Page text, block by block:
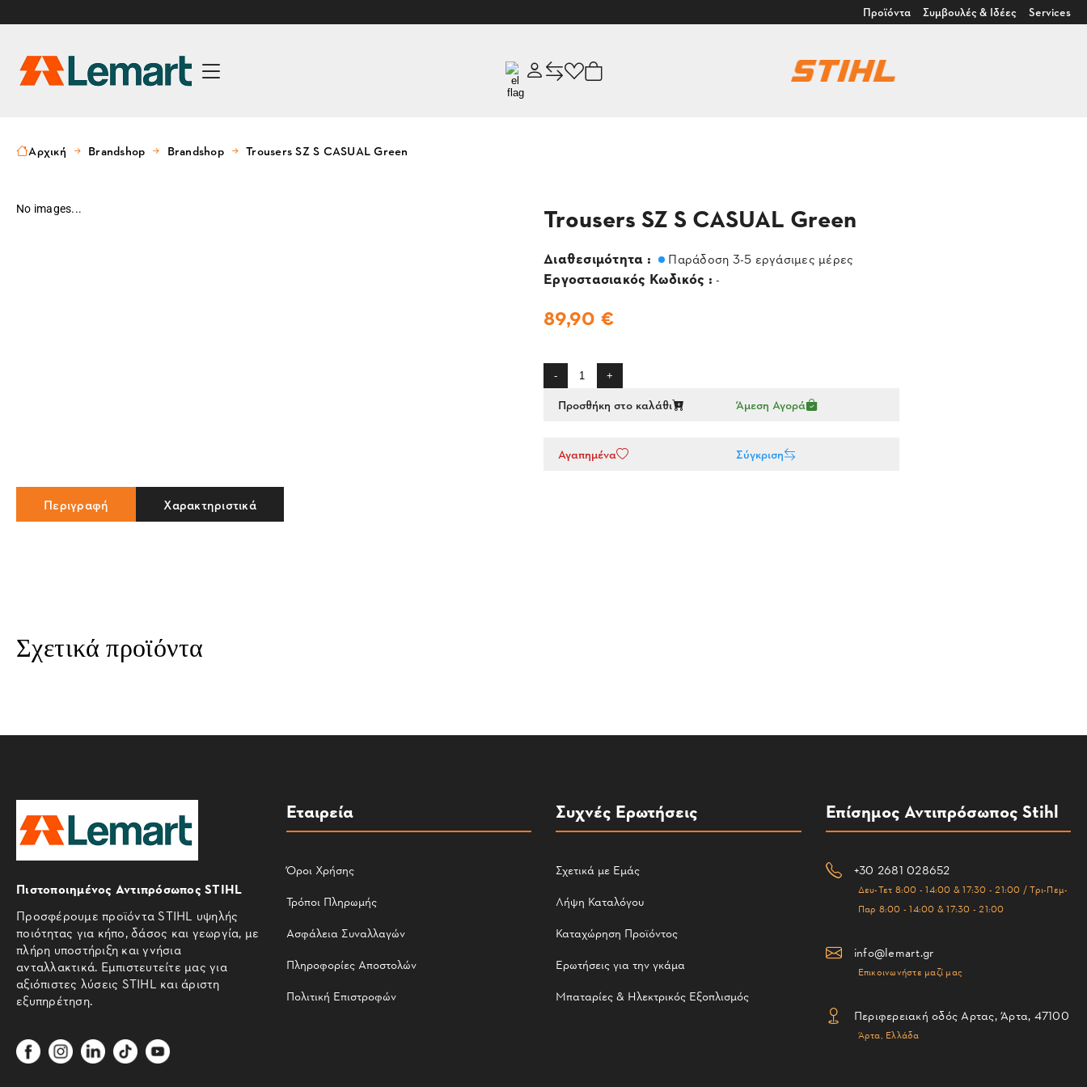
Προϊόντα Συμβουλές & Ιδέες Services
Αρχική Brandshop Brandshop Trousers SZ S CASUAL Green
No images... Trousers SZ S CASUAL Green
Διαθεσιμότητα : Παράδοση 3-5 εργάσιμες μέρες
Εργοστασιακός Κωδικός : -
89,90 €
- +
Προσθήκη στο καλάθι Άμεση Αγορά
Αγαπημένα Σύγκριση
Περιγραφή Χαρακτηριστικά
Σχετικά προϊόντα
Πιστοποιημένος Αντιπρόσωπος STIHL
Προσφέρουμε προϊόντα STIHL υψηλής
ποιότητας για κήπο, δάσος και γεωργία, με
πλήρη υποστήριξη και γνήσια
ανταλλακτικά. Εμπιστευτείτε μας για
αξιόπιστες λύσεις STIHL και άριστη
εξυπηρέτηση.
Εταιρεία
Όροι Χρήσης
Τρόποι Πληρωμής
Ασφάλεια Συναλλαγών
Πληροφορίες Αποστολών
Πολιτική Επιστροφών
Συχνές Ερωτήσεις
Σχετικά με Εμάς
Λήψη Καταλόγου
Καταχώρηση Προϊόντος
Ερωτήσεις για την γκάμα
Μπαταρίες & Ηλεκτρικός Εξοπλισμός
Επίσημος Αντιπρόσωπος Stihl
+30 2681 028652
Δευ-Τετ 8:00 - 14:00 & 17:30 - 21:00 / Τρι-Πεμ-
Παρ 8:00 - 14:00 & 17:30 - 21:00
info@lemart.gr
Επικοινωνήστε μαζί μας
Περιφερειακή οδός Αρτας, Άρτα, 47100
Άρτα, Ελλάδα